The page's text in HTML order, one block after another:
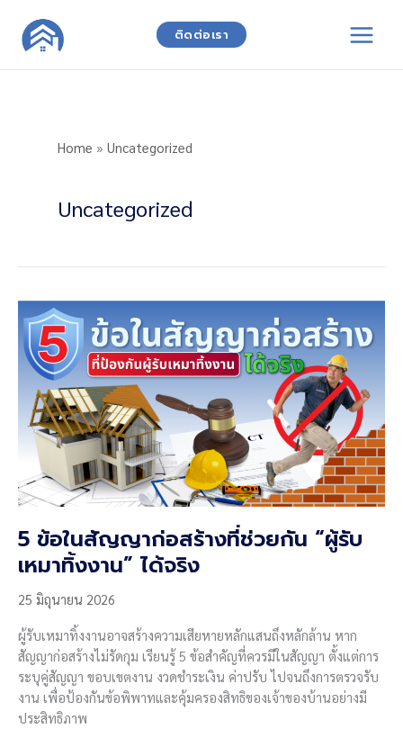
content
ติดต่อเรา
Home » Uncategorized
Uncategorized
5 ข้อในสัญญาก่อสร้างที่ช่วยกัน “ผู้รับ
เหมาทิ้งงาน” ได้จริง
25 มิถุนายน 2026
ผู้รับเหมาทิ้งงานอาจสร้างความเสียหายหลักแสนถึงหลักล้าน หาก
สัญญาก่อสร้างไม่รัดกุม เรียนรู้ 5 ข้อสำคัญที่ควรมีในสัญญา ตั้งแต่การ
ระบุคู่สัญญา ขอบเขตงาน งวดชำระเงิน ค่าปรับ ไปจนถึงการตรวจรับ
งาน เพื่อป้องกันข้อพิพาทและคุ้มครองสิทธิของเจ้าของบ้านอย่างมี
ประสิทธิภาพ